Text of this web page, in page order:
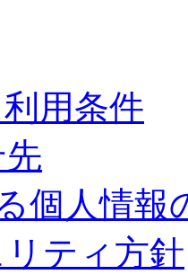
用条件
個人情
ティ方針